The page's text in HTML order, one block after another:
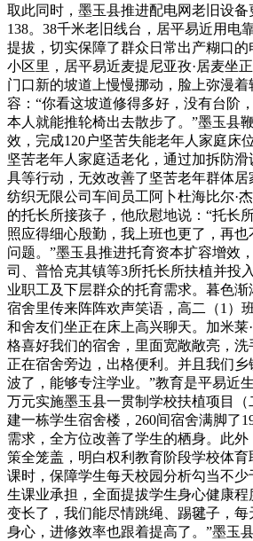
取此同时，墨玉县推进配电网老旧设
138。38千米老旧线台，居平易近用电
提拔，切实保障了群众日常出产糊口
小区里，居平易近麦提尼亚孜·居麦坐
门口新的坡道上慢慢挪动，脸上弥漫
容：“你看这坡道修得多好，没有台阶
本人就能推轮椅出去散步了。”墨玉县
效，完成120户坚苦失能老年人家庭床
坚苦老年人家庭适老化，通过加拆防
具等行动，无效改善了坚苦老年群体
纺织无限公司车间员工阿卜杜海比尔·
的托长所接孩子，他欣慰地说：“托长
照应得细心殷勤，我上班也更了，再
问题。”墨玉县推进托育资本扩容增效
司、普恰克其镇等3所托长所扶植并投
业职工及下层群众的托育需求。暮色
宿舍里传来阵阵欢声笑语，高二（1）
和舍友们坐正在床上高兴聊天。加米莱
格喜好我们的宿舍，里面宽敞敞亮，
正在宿舍旁边，出格便利。并且我们
波了，能够专注学业。”教育是平易近
万元实施墨玉县一贯制学校扶植项目
建一栋学生宿舍楼，260间宿舍满脚了
需求，全方位改善了学生的栖身。此外
策全笼盖，明白权利教育阶段学校体育
课时，保障学生每天校园分析勾当不少
生课业承担，全面提拔学生身心健康程
变长了，我们能尽情跳绳、踢毽子，
身心，进修效率也跟着提高了。”墨玉